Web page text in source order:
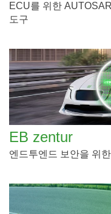
ECU를 위한
도구
EB zentur
엔드투엔드 보안을 위